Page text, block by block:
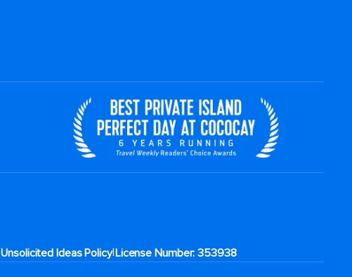
Unsolicited Ideas Policy|License Number: 353938